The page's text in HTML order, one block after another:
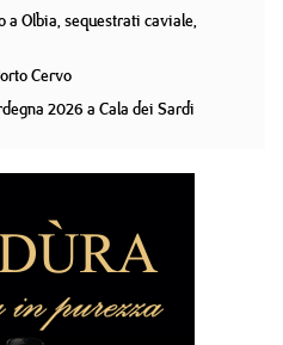
Olbia, sequestrati caviale,
Cervo
2026 a Cala dei Sardi